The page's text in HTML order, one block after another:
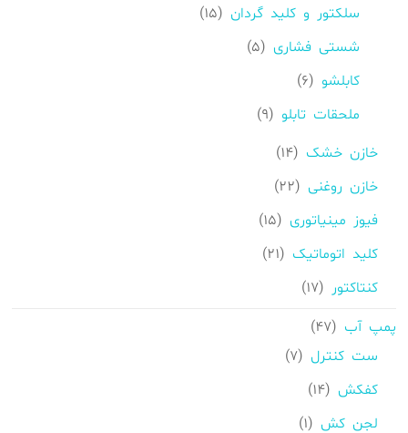
سلکتور و کلید گردان
15
15
شستی فشاری
5
5
کابلشو
6
6
ملحقات تابلو
9
9
خازن خشک
14
14
خازن روغنی
22
22
فیوز مینیاتوری
15
15
کلید اتوماتیک
21
21
کنتاکتور
17
17
پمپ آب
47
47
محصولات
ست کنترل 7
7
کفکش
14
14
لجن کش
1
1